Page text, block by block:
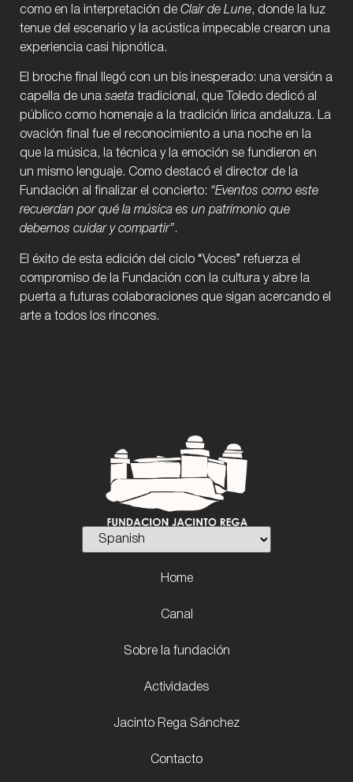
como en la interpretación de Clair de Lune, donde la luz
tenue del escenario y la acústica impecable crearon una
experiencia casi hipnótica.
El broche final llegó con un bis inesperado: una versión a
capella de una saeta tradicional, que Toledo dedicó al
público como homenaje a la tradición lírica andaluza. La
ovación final fue el reconocimiento a una noche en la
que la música, la técnica y la emoción se fundieron en
un mismo lenguaje. Como destacó el director de la
Fundación al finalizar el concierto: “Eventos como este
recuerdan por qué la música es un patrimonio que
debemos cuidar y compartir” .
El éxito de esta edición del ciclo “Voces” refuerza el
compromiso de la Fundación con la cultura y abre la
puerta a futuras colaboraciones que sigan acercando el
arte a todos los rincones.
Home
Canal
Sobre la fundación
Actividades
Jacinto Rega Sánchez
Contacto